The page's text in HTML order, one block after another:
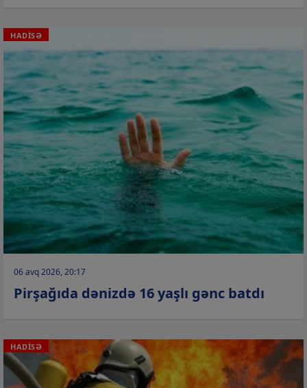
HADİSƏ
06 avq 2026, 20:17
Pirşağıda dənizdə 16 yaşlı gənc batdı
HADİSƏ